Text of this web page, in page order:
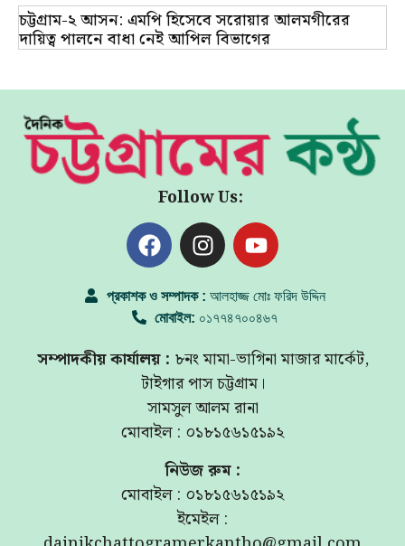
চট্টগ্রাম-২ আসন: এমপি হিসেবে সরোয়ার আলমগীরের
দায়িত্ব পালনে বাধা নেই আপিল বিভাগের
Follow Us:
প্রকাশক ও সম্পাদক : আলহাজ্জ মোঃ ফরিদ উদ্দিন
মোবাইল: ০১৭৭৪৭০০৪৬৭
সম্পাদকীয় কার্যালয় : ৮নং মামা-ভাগিনা মাজার মার্কেট,
টাইগার পাস চট্টগ্রাম।
সামসুল আলম রানা
মোবাইল : ০১৮১৫৬১৫১৯২
নিউজ রুম :
মোবাইল : ০১৮১৫৬১৫১৯২
ইমেইল :